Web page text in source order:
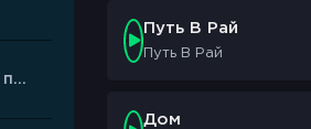
Путь В Рай
Путь В Рай
Дом
Иностранный рэп про любовь